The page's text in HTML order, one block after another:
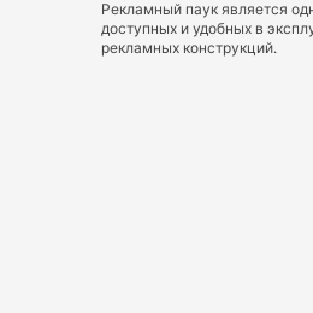
Рекламный паук является
доступных и удобных в
рекламных конструкций.